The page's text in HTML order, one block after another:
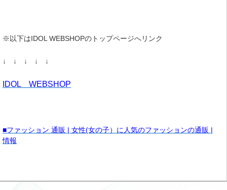
※以下はIDOL WEBSHOPのトップページへリンク
↓ ↓ ↓ ↓ ↓
IDOL WEBSHOP
■ファッション 通販 | 女性(女の子）に人気のファッションの通販 |
情報